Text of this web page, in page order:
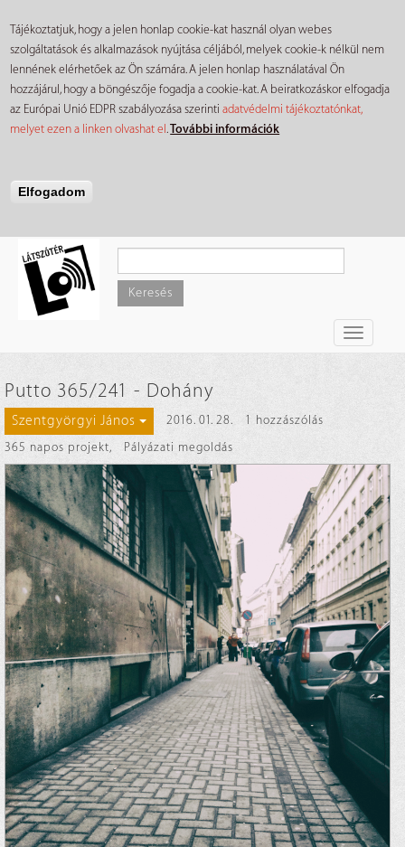
Tájékoztatjuk, hogy a jelen honlap cookie-kat használ olyan webes
szolgáltatások és alkalmazások nyújtása céljából, melyek cookie-k nélkül nem
lennének elérhetőek az Ön számára. A jelen honlap használatával Ön
hozzájárul, hogy a böngészője fogadja a cookie-kat. A beiratkozáskor elfogadja
az Európai Unió EDPR szabályozása szerintiadatvédelmi tájékoztatónkat,
melyet ezen a linken olvashat el.További információk
Elfogadom
tartalomra
Keresés
Toggle
Putto 365/241 - Dohány
Szentgyörgyi János 2016. 01. 28.
1 hozzászólás
365 napos projekt, Pályázati megoldás